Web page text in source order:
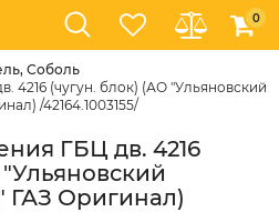
0
Соболь
4216 (чугун. блок) (АО "Ульяновский
/42164.1003155/
ГБЦ дв. 4216
ГАЗ Оригинал)